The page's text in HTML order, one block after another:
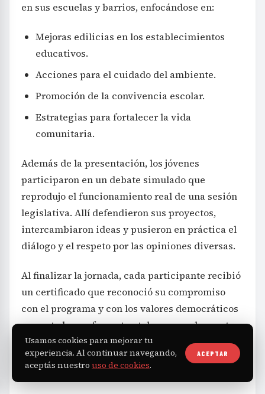
en sus escuelas y barrios, enfocándose en:
Mejoras edilicias en los establecimientos
educativos.
Acciones para el cuidado del ambiente.
Promoción de la convivencia escolar.
Estrategias para fortalecer la vida
comunitaria.
Además de la presentación, los jóvenes
participaron en un debate simulado que
reprodujo el funcionamiento real de una sesión
legislativa. Allí defendieron sus proyectos,
intercambiaron ideas y pusieron en práctica el
diálogo y el respeto por las opiniones diversas.
Al finalizar la jornada, cada participante recibió
un certificado que reconoció su compromiso
con el programa y con los valores democráticos
que este busca fomentar, tales como el respeto,
la participación y el trabajo colaborativo en la
comunidad.
Usamos cookies para mejorar tu
experiencia. Al continuar navegando,
aceptás nuestro uso de cookies.
ACEPTAR